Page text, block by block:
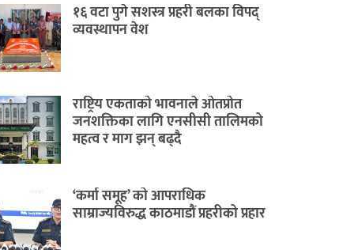
१६ वटा पुगे सशस्त्र प्रहरी बलका विपद्
व्यवस्थापन वेश
राष्ट्रिय एकताको भावनाले ओतप्रोत
जनशक्तिका लागि एनसीसी तालिमको
महत्व र माग झन् बढ्दै
‘कर्मा समूह’ को आपराधिक
साम्राज्यविरुद्ध काठमाडौं प्रहरीको प्रहार